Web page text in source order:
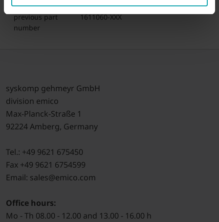
previous part
number
1611060-XXX
syskomp gehmeyr GmbH
division emico
Max-Planck-Straße 1
92224 Amberg, Germany
Tel.: +49 9621 675450
Fax +49 9621 6754599
Email: sales@emico.com
Office hours:
Mo - Th 08.00 - 12.00 and 13.00 - 16.00 h